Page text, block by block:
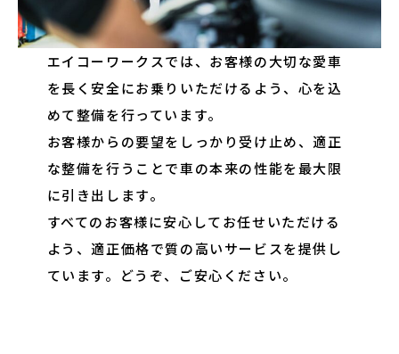
エイコーワークスでは、お客様の大切な愛車
を長く安全にお乗りいただけるよう、心を込
めて整備を行っています。
お客様からの要望をしっかり受け止め、適正
な整備を行うことで車の本来の性能を最大限
に引き出します。
すべてのお客様に安心してお任せいただける
よう、適正価格で質の高いサービスを提供し
ています。どうぞ、ご安心ください。